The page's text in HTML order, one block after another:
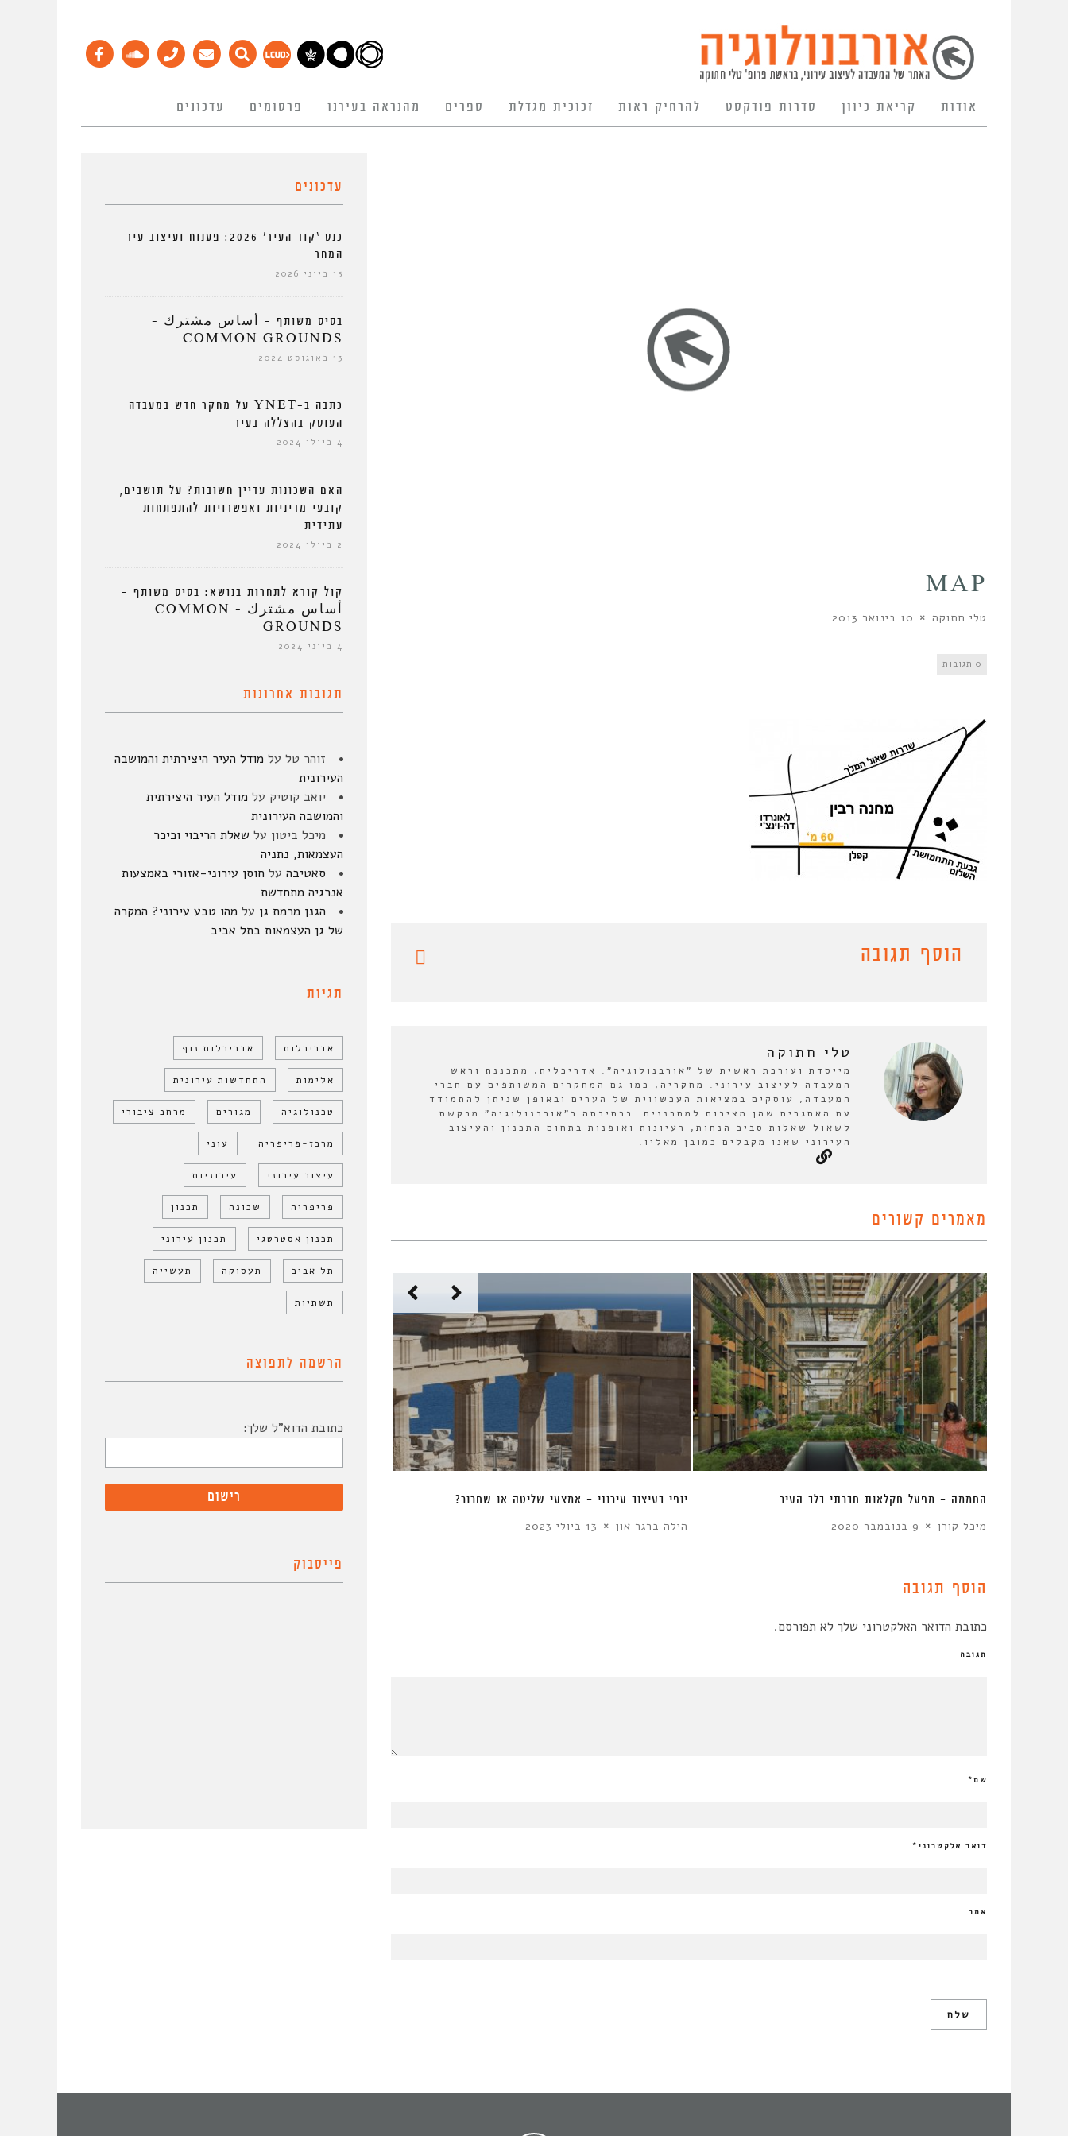
אודות קריאת כיוון סדרות פודקסט להרחיק ראות זכוכית מגדלת ספרים מהנראה בעירנו פרסומים עדכונים
MAP
טלי חתוקה 10 בינואר 2013
0 תגובות
הוסף תגובה
טלי חתוקה
מייסדת ועורכת ראשית של "אורבנולוגיה". אדריכלית, מתכננת וראש
המעבדה לעיצוב עירוני. מחקריה, כמו גם המחקרים המשותפים עם חברי
המעבדה, עוסקים במציאות העכשווית של הערים ובאופן שניתן להתמודד
עם האתגרים שהן מציבות למתכננים. בכתיבתה ב"אורבנולוגיה" מבקשת
לשאול שאלות סביב הנחות, רעיונות ואופנות בתחום התכנון והעיצוב
העירוני שאנו מקבלים כמובן מאליו.
מאמרים קשורים
יופי בעיצוב עירוני – אמצעי שליטה או שחרור?
הילה ברגר און 13 ביולי 2023
החממה – מפעל חקלאות חברתי בלב העיר
מיכל קורן 9 בנובמבר 2020
הוסף תגובה
כתובת הדואר האלקטרוני שלך לא תפורסם.
תגובה
שם*
דואר אלקטרוני *
אתר
עדכונים
כנס ‘קוד העיר’ 2026: פענוח ועיצוב עיר
המחר
15 ביוני 2026
בסיס משותף – أساس مشترك –
COMMON GROUNDS
13 באוגוסט 2024
כתבה ב-YNET על מחקר חדש במעבדה
העוסק בהצללה בעיר
4 ביולי 2024
האם השכונות עדיין חשובות? על תושבים,
קובעי מדיניות ואפשרויות להתפתחות
עתידית
2 ביולי 2024
קול קורא לתחרות בנושא: בסיס משותף –
أساس مشترك – COMMON
GROUNDS
4 ביוני 2024
תגובות אחרונות
זוהר טל על מודל העיר היצירתית והמושבה
העירונית
יואב קוטיק על מודל העיר היצירתית
והמושבה העירונית
מיכל ביטון על שאלת הריבוי וכיכר
העצמאות, נתניה
סאטיבה על חוסן עירוני-אזורי באמצעות
אנרגיה מתחדשת
הגנן מרמת גן על מהו טבע עירוני? המקרה
של גן העצמאות בתל אביב
תגיות
אדריכלות אדריכלות נוף
אלימות התחדשות עירונית
טכנולוגיה מגורים מרחב ציבורי
מרכז-פריפריה עוני
עיצוב עירוני עירוניות
פריפריה שכונה תכנון
תכנון אסטרטגי תכנון עירוני
תל אביב תעסוקה תעשייה
תשתיות
הרשמה לתפוצה
כתובת הדוא"ל שלך:
פייסבוק